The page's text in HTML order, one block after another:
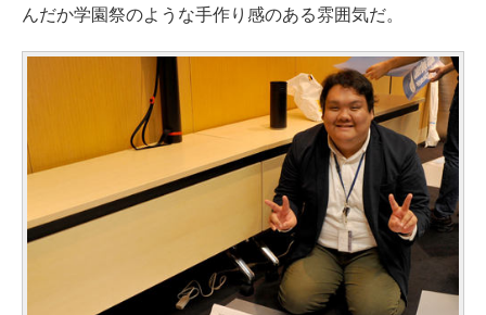
んだか学園祭のような手作り感のある雰囲気だ。